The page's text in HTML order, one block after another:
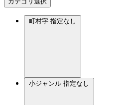
町村字 指定なし
小ジャンル 指定なし